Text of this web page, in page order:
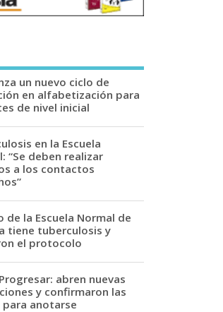
un nuevo ciclo de
en alfabetización para
de nivel inicial
en la Escuela
“Se deben realizar
a los contactos
de la Escuela Normal de
tiene tuberculosis y
el protocolo
abren nuevas
y confirmaron las
para anotarse